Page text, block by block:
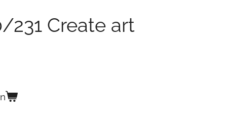
231 Create art